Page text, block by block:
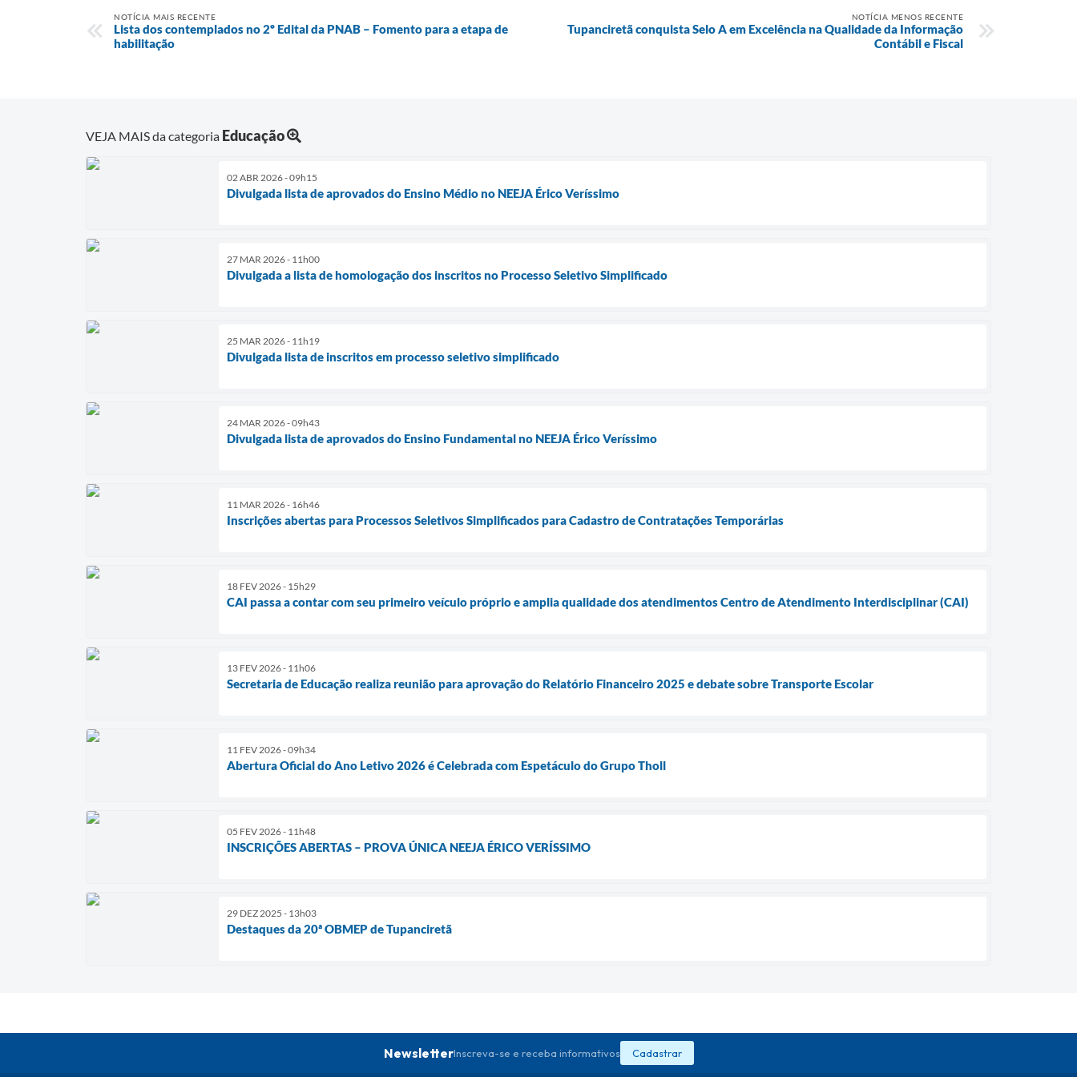
NOTÍCIA MAIS RECENTE
Lista dos contemplados no 2º Edital da PNAB – Fomento para a etapa de
habilitação
NOTÍCIA MENOS RECENTE
Tupanciretã conquista Selo A em Excelência na Qualidade da Informação
Contábil e Fiscal
VEJA MAIS da categoria Educação
02 ABR 2026 - 09h15
Divulgada lista de aprovados do Ensino Médio no NEEJA Érico Veríssimo
27 MAR 2026 - 11h00
Divulgada a lista de homologação dos inscritos no Processo Seletivo Simplificado
25 MAR 2026 - 11h19
Divulgada lista de inscritos em processo seletivo simplificado
24 MAR 2026 - 09h43
Divulgada lista de aprovados do Ensino Fundamental no NEEJA Érico Veríssimo
11 MAR 2026 - 16h46
Inscrições abertas para Processos Seletivos Simplificados para Cadastro de Contratações Temporárias
18 FEV 2026 - 15h29
CAI passa a contar com seu primeiro veículo próprio e amplia qualidade dos atendimentos Centro de Atendimento Interdisciplinar (CAI)
13 FEV 2026 - 11h06
Secretaria de Educação realiza reunião para aprovação do Relatório Financeiro 2025 e debate sobre Transporte Escolar
11 FEV 2026 - 09h34
Abertura Oficial do Ano Letivo 2026 é Celebrada com Espetáculo do Grupo Tholl
05 FEV 2026 - 11h48
INSCRIÇÕES ABERTAS – PROVA ÚNICA NEEJA ÉRICO VERÍSSIMO
29 DEZ 2025 - 13h03
Destaques da 20ª OBMEP de Tupanciretã
NewsletterInscreva-se e receba informativos Cadastrar